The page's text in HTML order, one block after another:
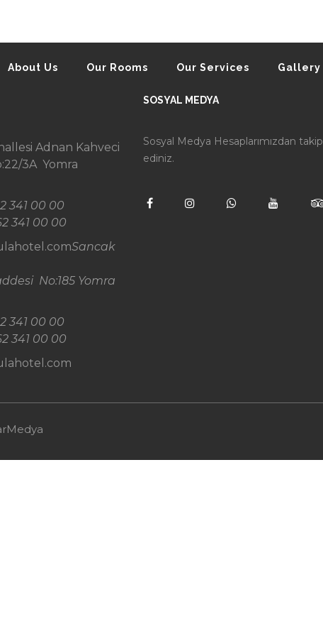
About Us Our Rooms Our Services Gallery
Adnan Kahveci
3A Yomra
341 00 00
341 00 00
Sancak
No:185 Yomra
341 00 00
341 00 00
SOSYAL MEDYA
Sosyal Medya Hesaplarımızdan takip
ediniz.